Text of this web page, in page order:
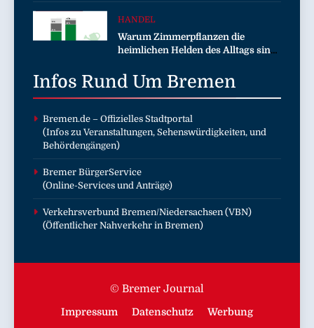
HANDEL
Warum Zimmerpflanzen die
heimlichen Helden des Alltags sind
mehr Kreativität – aktuelle toom-
Umfrage zeigt positive Effekte von
Infos Rund Um Bremen
Bremen.de – Offizielles Stadtportal
(Infos zu Veranstaltungen, Sehenswürdigkeiten, und
Behördengängen)
Bremer BürgerService
(Online-Services und Anträge)
Verkehrsverbund Bremen/Niedersachsen (VBN)
(Öffentlicher Nahverkehr in Bremen)
© Bremer Journal
Impressum Datenschutz Werbung